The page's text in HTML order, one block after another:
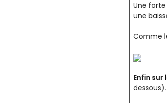
Une forte
une
Comme
Enfin sur